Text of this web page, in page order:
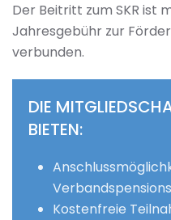
Der Beitritt zum SKR ist
Jahresgebühr zur
verbunden.
DIE
BIETEN:
Kostenfreie